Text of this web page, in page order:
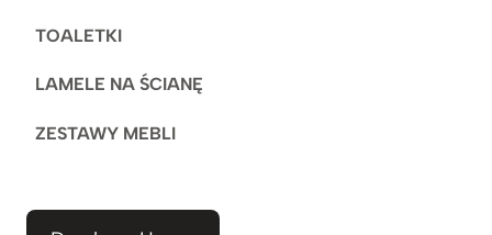
TOALETKI
LAMELE NA ŚCIANĘ
ZESTAWY MEBLI